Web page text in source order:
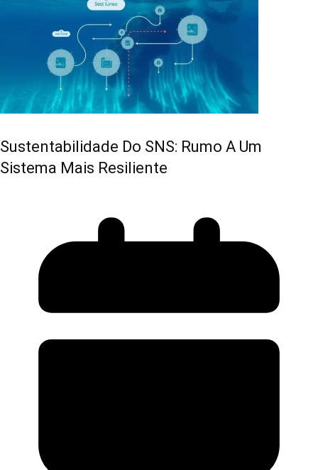
Sustentabilidade Do SNS: Rumo A Um
Sistema Mais Resiliente